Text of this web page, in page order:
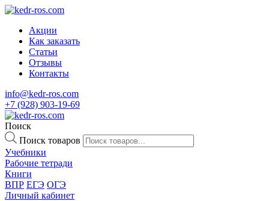
Акции
Как заказать
Статьи
Отзывы
Контакты
info@kedr-ros.com
+7 (928) 903-19-69
Поиск
Поиск товаров
Учебники
Рабочие тетради
Книги
ВПР ЕГЭ ОГЭ
Личный кабинет